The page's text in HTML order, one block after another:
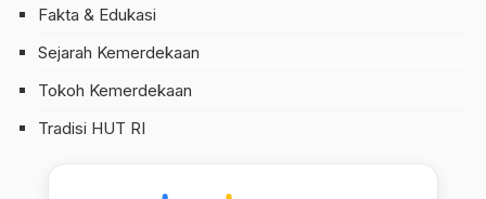
Fakta & Edukasi
Sejarah Kemerdekaan
Tokoh Kemerdekaan
Tradisi HUT RI